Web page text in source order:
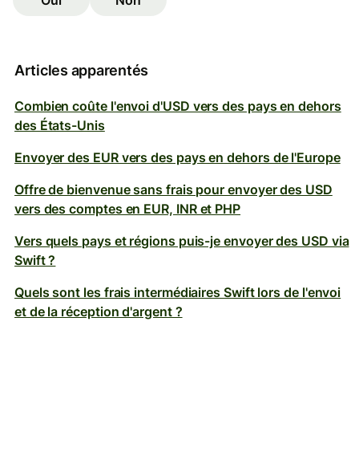
Articles apparentés
Combien coûte l'envoi d'USD vers des pays en dehors
des États-Unis
Envoyer des EUR vers des pays en dehors de l'Europe
Offre de bienvenue sans frais pour envoyer des USD
vers des comptes en EUR, INR et PHP
Vers quels pays et régions puis-je envoyer des USD via
Swift ?
Quels sont les frais intermédiaires Swift lors de l'envoi
et de la réception d'argent ?